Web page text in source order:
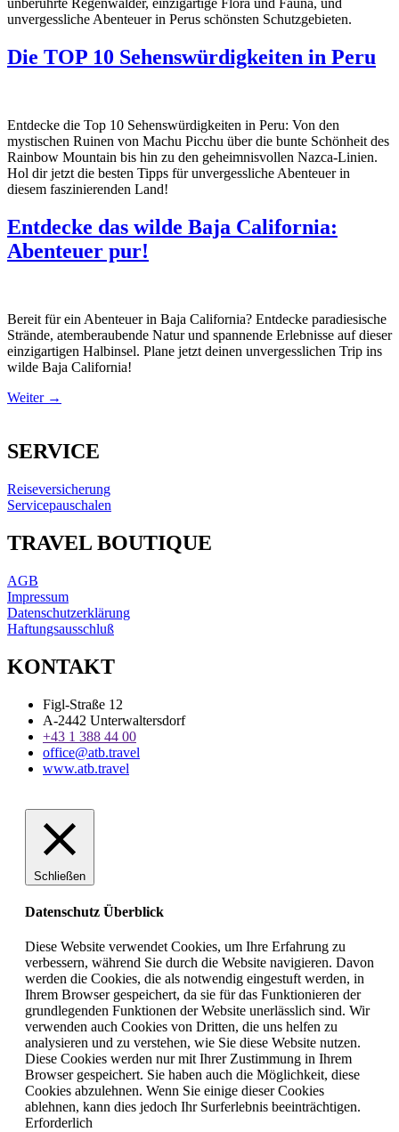
unberührte Regenwälder, einzigartige Flora und Fauna, und
unvergessliche Abenteuer in Perus schönsten Schutzgebieten.
Die TOP 10 Sehenswürdigkeiten in Peru
Entdecke die Top 10 Sehenswürdigkeiten in Peru: Von den
mystischen Ruinen von Machu Picchu über die bunte Schönheit des
Rainbow Mountain bis hin zu den geheimnisvollen Nazca-Linien.
Hol dir jetzt die besten Tipps für unvergessliche Abenteuer in
diesem faszinierenden Land!
Entdecke das wilde Baja California:
Abenteuer pur!
Bereit für ein Abenteuer in Baja California? Entdecke paradiesische
Strände, atemberaubende Natur und spannende Erlebnisse auf dieser
einzigartigen Halbinsel. Plane jetzt deinen unvergesslichen Trip ins
wilde Baja California!
Weiter →
SERVICE
Reiseversicherung
Servicepauschalen
TRAVEL BOUTIQUE
AGB
Impressum
Datenschutzerklärung
Haftungsausschluß
KONTAKT
Figl-Straße 12
A-2442 Unterwaltersdorf
+43 1 388 44 00
office@atb.travel
www.atb.travel
Schließen
Datenschutz Überblick
Diese Website verwendet Cookies, um Ihre Erfahrung zu
verbessern, während Sie durch die Website navigieren. Davon
werden die Cookies, die als notwendig eingestuft werden, in
Ihrem Browser gespeichert, da sie für das Funktionieren der
grundlegenden Funktionen der Website unerlässlich sind. Wir
verwenden auch Cookies von Dritten, die uns helfen zu
analysieren und zu verstehen, wie Sie diese Website nutzen.
Diese Cookies werden nur mit Ihrer Zustimmung in Ihrem
Browser gespeichert. Sie haben auch die Möglichkeit, diese
Cookies abzulehnen. Wenn Sie einige dieser Cookies
ablehnen, kann dies jedoch Ihr Surferlebnis beeinträchtigen.
Erforderlich